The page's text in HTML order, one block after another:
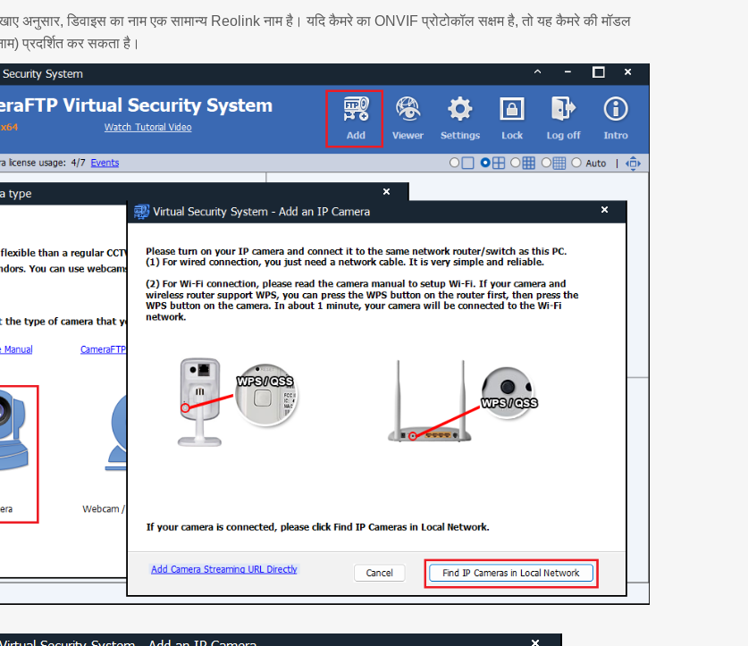
अनुसार, डिवाइस का नाम एक सामान्य Reolink नाम है। यदि कैमरे का ONVIF प्रोटोकॉल सक्षम है, तो यह कैमरे की मॉडल
प्रदर्शित कर सकता है।